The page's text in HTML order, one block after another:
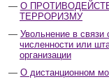
О
ТЕРРОРИЗМУ
Увольнение в связи
численности или
организации
О дистанционном